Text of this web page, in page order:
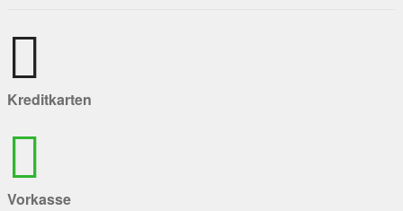
Kreditkarten
Vorkasse